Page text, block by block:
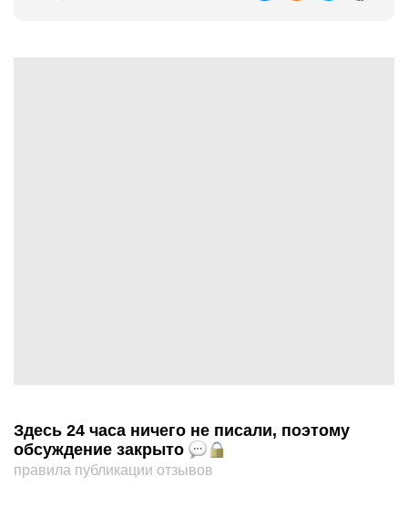
Здесь 24 часа ничего не писали, поэтому
обсуждение закрыто
правила публикации отзывов